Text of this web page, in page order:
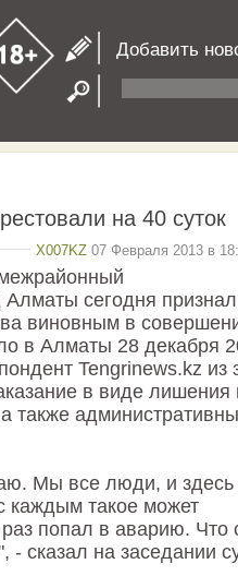
Добавить
на 40 суток
X007KZ 07 Февраля 2013 в
сегодня признал
виновным в
в Алматы 28 декабря
Tengrinews.kz из
в виде лишения
также
Мы все люди, и здесь
каждым такое может
попал в аварию. Что
сказал на заседании